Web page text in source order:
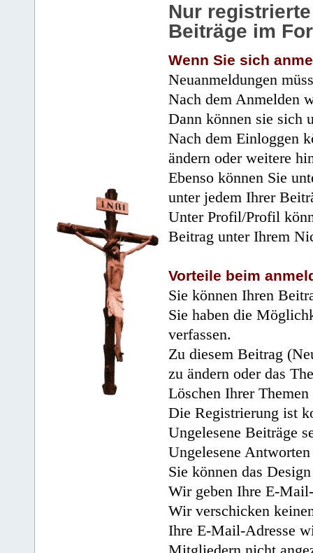
Nur
Beiträge im
Wenn Sie sich
Neuanmeldungen
Nach dem Anmelden
Dann können sie sich
Nach dem Einloggen
ändern oder weitere
Ebenso können Sie
unter jedem Ihrer
Unter Profil/Profil
Beitrag unter Ihrem
Vorteile beim
Sie können Ihren
Sie haben die
verfassen.
Zu diesem Beitrag
zu ändern oder das
Löschen Ihrer
Die Registrierung ist
Ungelesene Beiträge
Ungelesene
Sie können das
Wir geben Ihre E-
Wir verschicken
Ihre E-Mail-Adresse